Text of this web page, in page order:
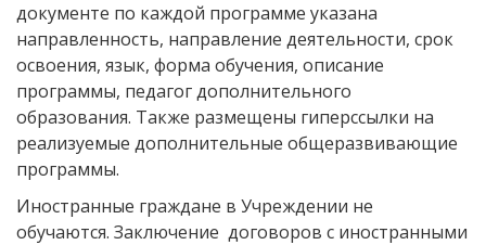
документе по каждой программе указана
направленность, направление деятельности, срок
освоения, язык, форма обучения, описание
программы, педагог дополнительного
образования. Также размещены гиперссылки на
реализуемые дополнительные общеразвивающие
программы.
Иностранные граждане в Учреждении не
обучаются. Заключение договоров с иностранными